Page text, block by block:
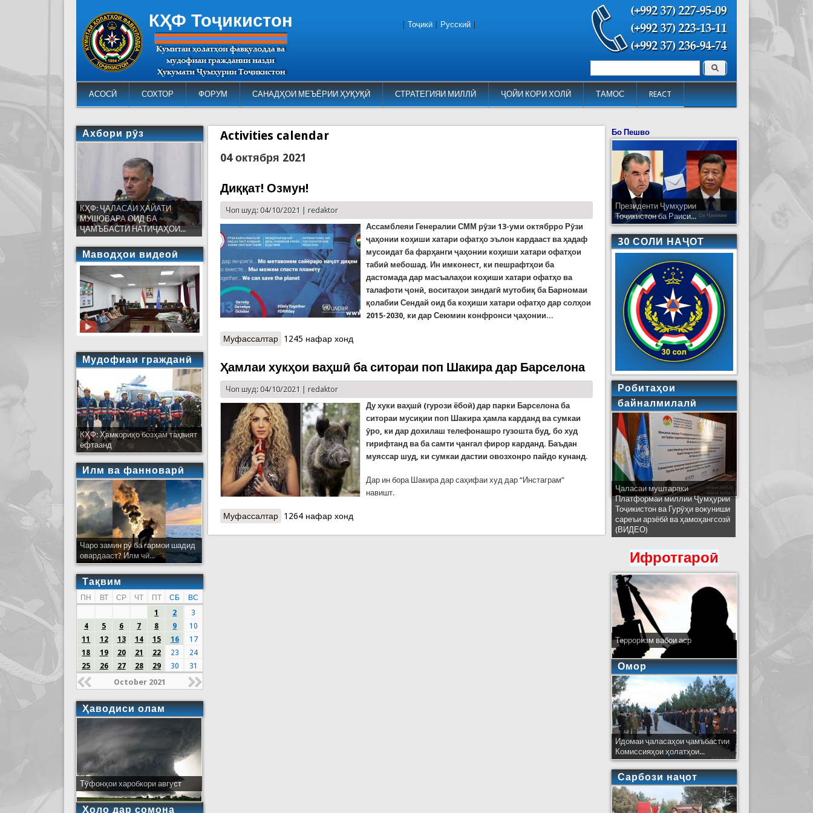
КҲФ Тоҷикистон
АСОСӢ СОХТОР ФОРУМ САНАДҲОИ МЕЪЁРИИ ҲУҚУҚӢ СТРАТЕГИЯИ МИЛЛӢ ҶОЙИ КОРИ ХОЛӢ ТАМОС REACT
Форма поиска Поиск
Тоҷикӣ Русский
Activities calendar
04 октября 2021
Диққат! Озмун!
Чоп шуд: 04/10/2021 |redaktor
Ассамблеяи Генералии СММ рӯзи 13-уми октябрро Рӯзи
ҷаҳонии коҳиши хатари офатҳо эълон кардааст ва ҳадаф
мусоидат ба фарҳанги ҷаҳонии коҳиши хатари офатҳои
табиӣ мебошад. Ин имконест, ки пешрафтҳои ба
дастомада дар масъалаҳои коҳиши хатари офатҳо ва
талафоти ҷонӣ, воситаҳои зиндагӣ мутобиқ ба Барномаи
қолабии Сендай оид ба коҳиши хатари офатҳо дар солҳои
2015-2030, ки дар Сеюмин конфронси ҷаҳонии...
Муфассалтар о Диққат! Озмун!
1245 нафар хонд
Ҳамлаи хукҳои ваҳшӣ ба ситораи поп Шакира дар Барселона
Чоп шуд: 04/10/2021 |redaktor
Ду хуки ваҳшӣ (гурози ёбоӣ) дар парки Барселона ба
ситораи мусиқии поп Шакира ҳамла карданд ва сумкаи
ӯро, ки дар дохилаш телефонашро гузошта буд, бо худ
гирифтанд ва ба самти ҷангал фирор карданд. Баъдан
муяссар шуд, ки сумкаи дастии овозхонро пайдо кунанд.
Дар ин бора Шакира дар саҳифаи худ дар “Инстаграм”
навишт.
Муфассалтар о Ҳамлаи хукҳои ваҳшӣ ба ситораи поп Шакира дар Барселона
1264 нафар хонд
Ахбори рӯз
КҲФ: ҶАЛАСАИ ҲАЙАТИ
МУШОВАРА ОИД БА
ҶАМЪБАСТИ НАТИҶАҲОИ...
Маводҳои видеоӣ
Мудофиаи гражданӣ
КҲФ: Ҳамкориҳо бозҳам тақвият
ёфтаанд
Илм ва фанноварӣ
Чаро замин рӯ ба гармои шадид
овардааст? Илм чӣ...
Тақвим
ПН ВТ СР ЧТ ПТ СБ
ВС
1
2
3
4
5 6 7 8 9
10
11
12 13 14 15 16
17
18
19 20 21 22 23
24
25
26 27 28 29 30 31
October 2021
Ҳаводиси олам
Тӯфонҳои харобкори август
Ҳоло дар сомона
Бо Пешво
Президенти Ҷумҳурии
Тоҷикистон ба Раиси...
30 СОЛИ НАҶОТ
Робитаҳои
байналмилалӣ
Ҷаласаи муштараки
Платформаи миллии Ҷумҳурии
Тоҷикистон ва Гурӯҳи вокуниши
сареъи арзёбӣ ва ҳамоҳангсозӣ
(ВИДЕО)
Ифротгароӣ
Терроризм вабои аср
Омор
Идомаи ҷаласаҳои ҷамъбастии
Комиссияҳои ҳолатҳои...
Сарбози наҷот